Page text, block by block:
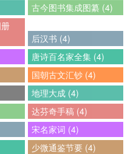
古今图书集成图纂 (4)
后汉书 (4)
唐诗百名家全集 (4)
国朝古文汇钞 (4)
地理大成 (4)
达芬奇手稿 (4)
宋名家词 (4)
少微通鉴节要 (4)